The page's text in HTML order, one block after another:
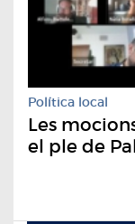
Política local
Les
el ple de